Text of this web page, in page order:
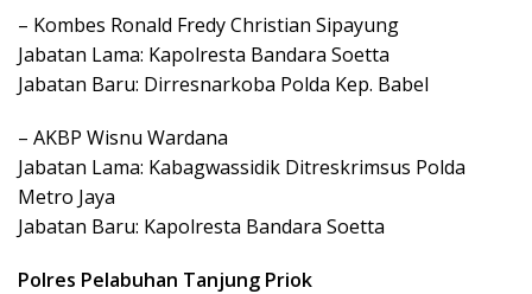
– Kombes Ronald Fredy Christian Sipayung
Jabatan Lama: Kapolresta Bandara Soetta
Jabatan Baru: Dirresnarkoba Polda Kep. Babel
– AKBP Wisnu Wardana
Jabatan Lama: Kabagwassidik Ditreskrimsus Polda
Metro Jaya
Jabatan Baru: Kapolresta Bandara Soetta
Polres Pelabuhan Tanjung Priok